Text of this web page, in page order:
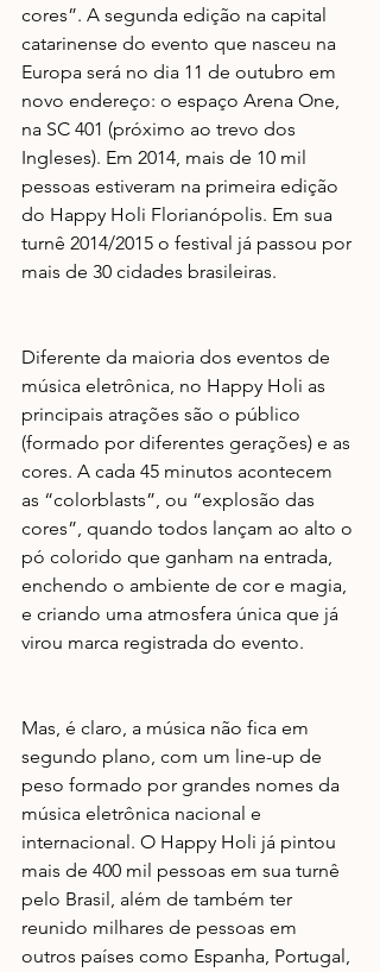
cores”. A segunda edição na capital
catarinense do evento que nasceu na
Europa será no dia 11 de outubro em
novo endereço: o espaço Arena One,
na SC 401 (próximo ao trevo dos
Ingleses). Em 2014, mais de 10 mil
pessoas estiveram na primeira edição
do Happy Holi Florianópolis. Em sua
turnê 2014/2015 o festival já passou por
mais de 30 cidades brasileiras.
Diferente da maioria dos eventos de
música eletrônica, no Happy Holi as
principais atrações são o público
(formado por diferentes gerações) e as
cores. A cada 45 minutos acontecem
as “colorblasts”, ou “explosão das
cores”, quando todos lançam ao alto o
pó colorido que ganham na entrada,
enchendo o ambiente de cor e magia,
e criando uma atmosfera única que já
virou marca registrada do evento.
Mas, é claro, a música não fica em
segundo plano, com um line-up de
peso formado por grandes nomes da
música eletrônica nacional e
internacional. O Happy Holi já pintou
mais de 400 mil pessoas em sua turnê
pelo Brasil, além de também ter
reunido milhares de pessoas em
outros países como Espanha, Portugal,